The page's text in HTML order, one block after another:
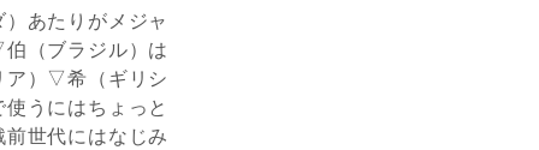
あたりがメジャ
（ブラジル）は
ア）▽希（ギリシ
うにはちょっと
世代にはなじみ